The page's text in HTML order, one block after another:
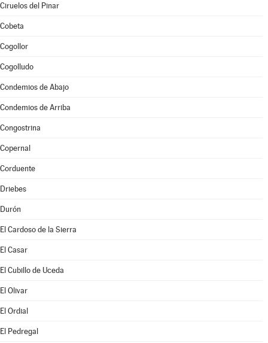
Ciruelos del Pinar
Cobeta
Cogollor
Cogolludo
Condemios de Abajo
Condemios de Arriba
Congostrina
Copernal
Corduente
Driebes
Durón
El Cardoso de la Sierra
El Casar
El Cubillo de Uceda
El Olivar
El Ordial
El Pedregal